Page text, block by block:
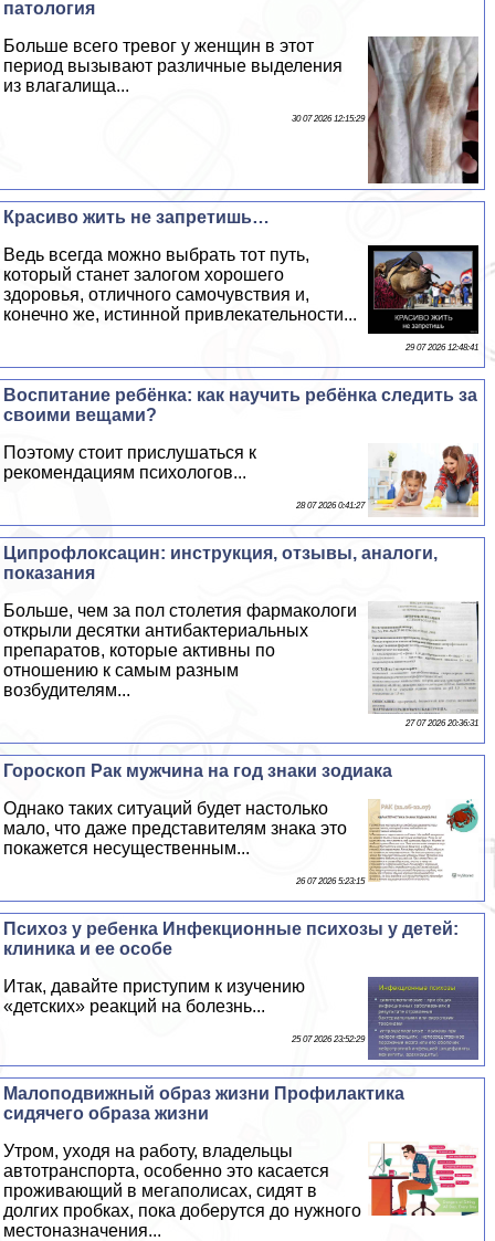
патология
Больше всего тревог у женщин в этот
период вызывают различные выделения
из влагалища...
30 07 2026 12:15:29
Красиво жить не запретишь…
Ведь всегда можно выбрать тот путь,
который станет залогом хорошего
здоровья, отличного самочувствия и,
конечно же, истинной привлекательности...
29 07 2026 12:48:41
Воспитание ребёнка: как научить ребёнка следить за
своими вещами?
Поэтому стоит прислушаться к
рекомендациям психологов...
28 07 2026 0:41:27
Ципрофлоксацин: инструкция, отзывы, аналоги,
показания
Больше, чем за пол столетия фармакологи
открыли десятки антибактериальных
препаратов, которые активны по
отношению к самым разным
возбудителям...
27 07 2026 20:36:31
Гороскоп Paк мужчина на год знаки зодиака
Однако таких ситуаций будет настолько
мало, что даже представителям знака это
покажется несущественным...
26 07 2026 5:23:15
Психоз у ребенка Инфекционные психозы у детей:
клиника и ее особе
Итак, давайте приступим к изучению
«детских» реакций на болезнь...
25 07 2026 23:52:29
Малоподвижный образ жизни Профилактика
сидячего образа жизни
Утром, уходя на работу, владельцы
автотрaнcпорта, особенно это касается
проживающий в мегаполисах, сидят в
долгих пробках, пока доберутся до нужного
местоназначения...